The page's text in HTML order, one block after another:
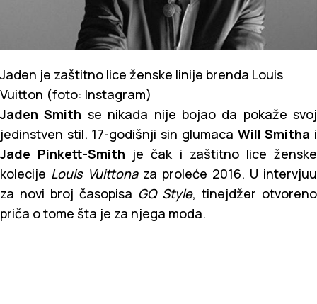
Jaden je zaštitno lice ženske linije brenda Louis
Vuitton (foto: Instagram)
Jaden Smith se nikada nije bojao da pokaže svoj
jedinstven stil. 17-godišnji sin glumaca Will Smitha i
Jade Pinkett-Smith je čak i zaštitno lice ženske
kolecije Louis Vuittonaza proleće 2016. U intervjuu
za novi broj časopisa GQ Style, tinejdžer otvoreno
priča o tome šta je za njega moda.